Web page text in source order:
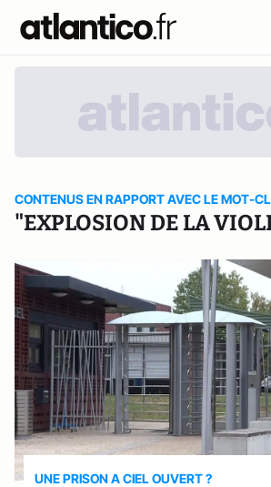
CONTENUS EN RAPPORT AVEC LE MOT-
"EXPLOSION DE LA
UNE PRISON A CIEL OUVERT ?